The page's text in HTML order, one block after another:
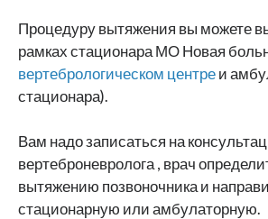
Процедуру вытяжения вы можете
рамках стационара МО Новая
вертебрологическом центре и
стационара).
Вам надо записаться на
вертеброневролога , врач
вытяжению позвоночника и
стационарную или амбулаторную.